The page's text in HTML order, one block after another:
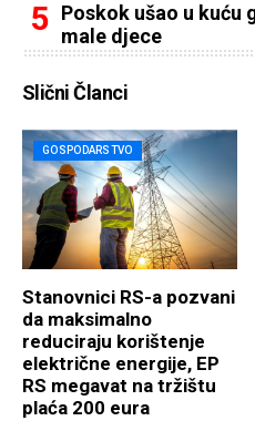
Poskok ušao u kuću
male djece
Slični Članci
GOSPODARSTVO
Stanovnici RS-a pozvani
da maksimalno
reduciraju korištenje
električne energije, EP
RS megavat na tržištu
plaća 200 eura